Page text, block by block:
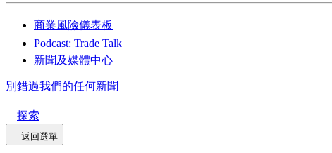
商業風險儀表板
Podcast: Trade Talk
新聞及媒體中心
別錯過我們的任何新聞
探索
返回選單